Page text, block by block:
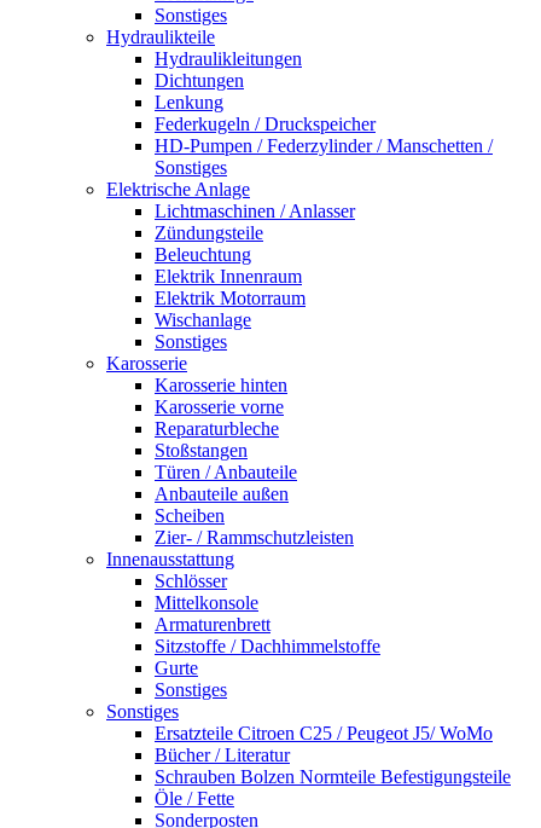
Sonstiges
Hydraulikteile
Hydraulikleitungen
Dichtungen
Lenkung
Federkugeln / Druckspeicher
HD-Pumpen / Federzylinder / Manschetten /
Sonstiges
Elektrische Anlage
Lichtmaschinen / Anlasser
Zündungsteile
Beleuchtung
Elektrik Innenraum
Elektrik Motorraum
Wischanlage
Sonstiges
Karosserie
Karosserie hinten
Karosserie vorne
Reparaturbleche
Stoßstangen
Türen / Anbauteile
Anbauteile außen
Scheiben
Zier- / Rammschutzleisten
Innenausstattung
Schlösser
Mittelkonsole
Armaturenbrett
Sitzstoffe / Dachhimmelstoffe
Gurte
Sonstiges
Sonstiges
Ersatzteile Citroen C25 / Peugeot J5/ WoMo
Bücher / Literatur
Schrauben Bolzen Normteile Befestigungsteile
Öle / Fette
Sonderposten